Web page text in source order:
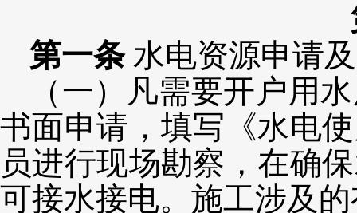
第一条 水电资源申请
（一）凡需要开户用
书面申请，填写《水电
员进行现场勘察，在确
可接水接电。施工涉及